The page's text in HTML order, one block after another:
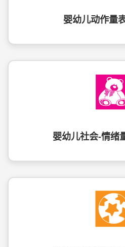
婴幼儿动作量
婴幼儿社会-情绪